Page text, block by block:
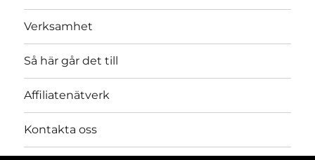
Verksamhet
Så här går det till
Affiliatenätverk
Kontakta oss